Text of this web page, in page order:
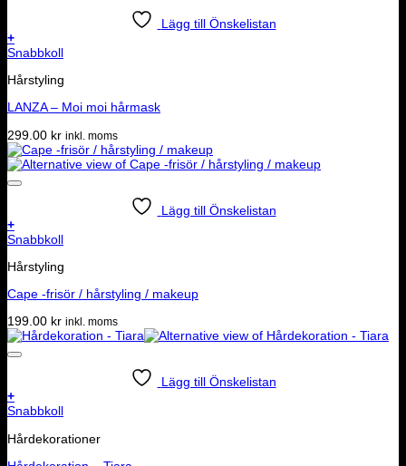
Lägg till Önskelistan
+
Snabbkoll
Hårstyling
LANZA – Moi moi hårmask
299.00 kr inkl. moms
Lägg till Önskelistan
+
Snabbkoll
Hårstyling
Cape -frisör / hårstyling / makeup
199.00 kr inkl. moms
Lägg till Önskelistan
+
Snabbkoll
Hårdekorationer